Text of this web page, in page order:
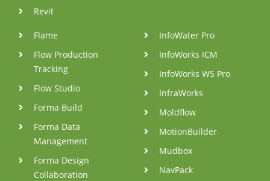
Revit
Flame
Flow Production
Tracking
Flow Studio
Forma Build
Forma Data
Management
Forma Design
Collaboration
InfoWater Pro
InfoWorks ICM
InfoWorks WS Pro
InfraWorks
Moldflow
MotionBuilder
Mudbox
NavPack